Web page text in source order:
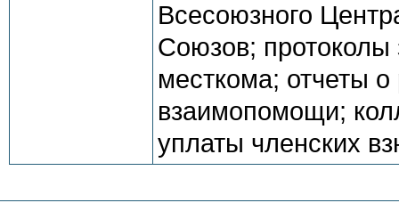
Всесоюзного
Союзов;
месткома; отчеты
взаимопомощи;
уплаты членских